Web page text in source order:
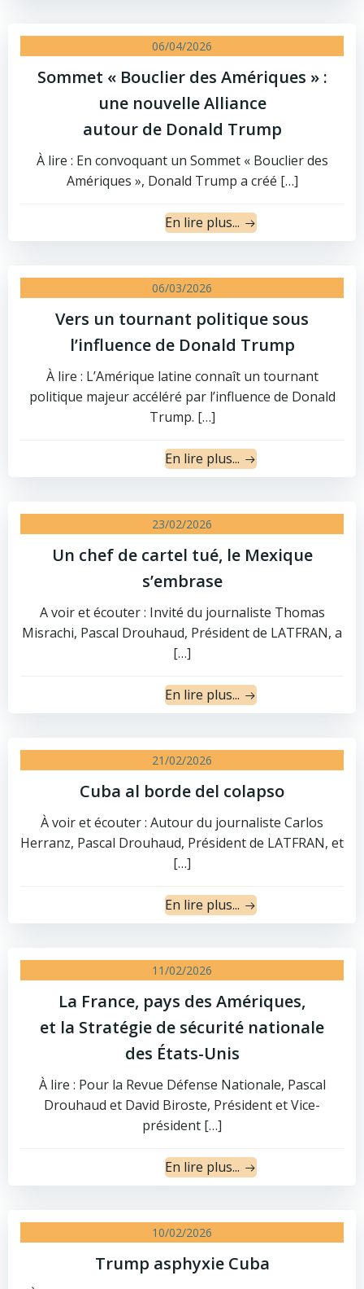
06/04/2026
Sommet « Bouclier des Amériques » :
une nouvelle Alliance
autour de Donald Trump
À lire : En convoquant un Sommet « Bouclier des
Amériques », Donald Trump a créé […]
En lire plus...
06/03/2026
Vers un tournant politique sous
l’influence de Donald Trump
À lire : L’Amérique latine connaît un tournant
politique majeur accéléré par l’influence de Donald
Trump. […]
En lire plus...
23/02/2026
Un chef de cartel tué, le Mexique
s’embrase
A voir et écouter : Invité du journaliste Thomas
Misrachi, Pascal Drouhaud, Président de LATFRAN, a
[…]
En lire plus...
21/02/2026
Cuba al borde del colapso
À voir et écouter : Autour du journaliste Carlos
Herranz, Pascal Drouhaud, Président de LATFRAN, et
[…]
En lire plus...
11/02/2026
La France, pays des Amériques,
et la Stratégie de sécurité nationale
des États-Unis
À lire : Pour la Revue Défense Nationale, Pascal
Drouhaud et David Biroste, Président et Vice-
président […]
En lire plus...
10/02/2026
Trump asphyxie Cuba